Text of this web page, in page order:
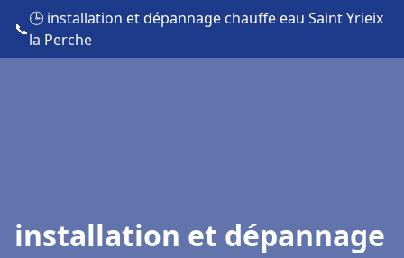
📞
🕒 installation et dépannage chauffe eau Saint Yrieix
la Perche
installation et dépannage